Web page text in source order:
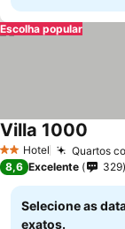
Escolha popular
2 Estrelas
Hotel Quartos
Villa 1000
8,6 Excelente 329
Selecione as
exatos.